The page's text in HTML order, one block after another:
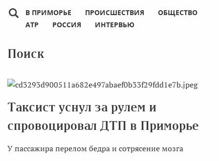
В ПРИМОРЬЕ ПРОИСШЕСТВИЯ
ОБЩЕСТВО
АТР
РОССИЯ ИНТЕРВЬЮ
Поиск
Таксист уснул за рулем и
спровоцировал ДТП в Приморье
У пассажира перелом бедра и сотрясение мозга